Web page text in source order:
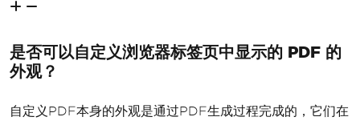
是否可以自定义浏览器标签页中显示的 PDF 的
外观？
自定义PDF本身的外观是通过PDF生成过程完成的，它们在